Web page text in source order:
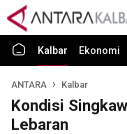
Kalbar Ekonomi
ANTARA Kalbar
Kondisi
Lebaran